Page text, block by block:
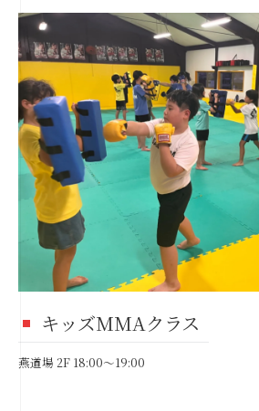
キッズMMAクラス
燕道場 2F 18:00～19:00